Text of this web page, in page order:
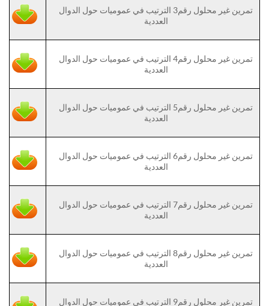
تمرين غير محلول رقم3 الترتيب في عموميات حول الدوال
العددية
تمرين غير محلول رقم4 الترتيب في عموميات حول الدوال
العددية
تمرين غير محلول رقم5 الترتيب في عموميات حول الدوال
العددية
تمرين غير محلول رقم6 الترتيب في عموميات حول الدوال
العددية
تمرين غير محلول رقم7 الترتيب في عموميات حول الدوال
العددية
تمرين غير محلول رقم8 الترتيب في عموميات حول الدوال
العددية
تمرين غير محلول رقم9 الترتيب في عموميات حول الدوال